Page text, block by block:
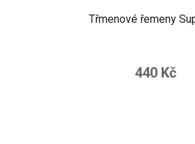
Třmenové řemeny
440 Kč